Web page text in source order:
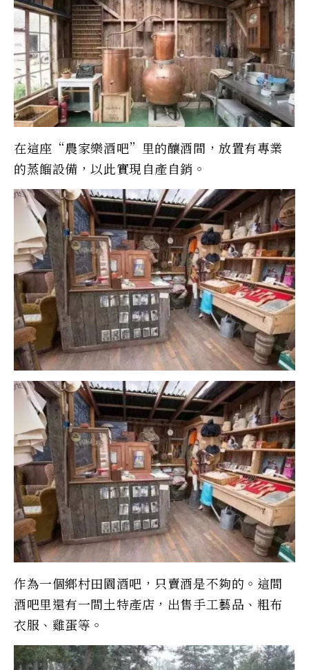
在這座“農家樂酒吧”里的釀酒間，放置有專業
的蒸餾設備，以此實現自產自銷。
作為一個鄉村田園酒吧，只賣酒是不夠的。這間
酒吧里還有一間土特產店，出售手工藝品、粗布
衣服、雞蛋等。